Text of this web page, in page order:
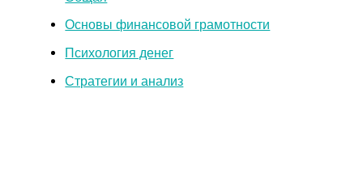
Основы финансовой грамотности
Психология денег
Стратегии и анализ